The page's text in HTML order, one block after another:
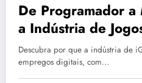
De Programador
a Indústria de
Redefinindo
Descubra por que a indústria de
empregos digitais, com…